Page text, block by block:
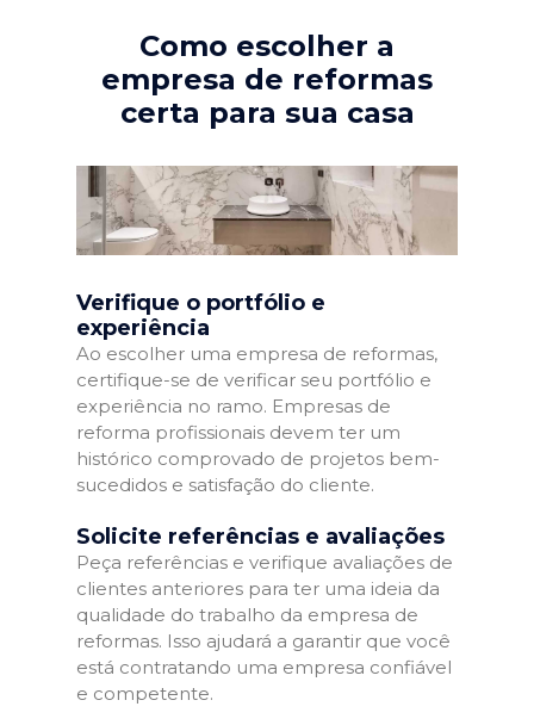
Como escolher a
empresa de reformas
certa para sua casa
Verifique o portfólio e
experiência
Ao escolher uma empresa de reformas,
certifique-se de verificar seu portfólio e
experiência no ramo. Empresas de
reforma profissionais devem ter um
histórico comprovado de projetos bem-
sucedidos e satisfação do cliente.
Solicite referências e avaliações
Peça referências e verifique avaliações de
clientes anteriores para ter uma ideia da
qualidade do trabalho da empresa de
reformas. Isso ajudará a garantir que você
está contratando uma empresa confiável
e competente.